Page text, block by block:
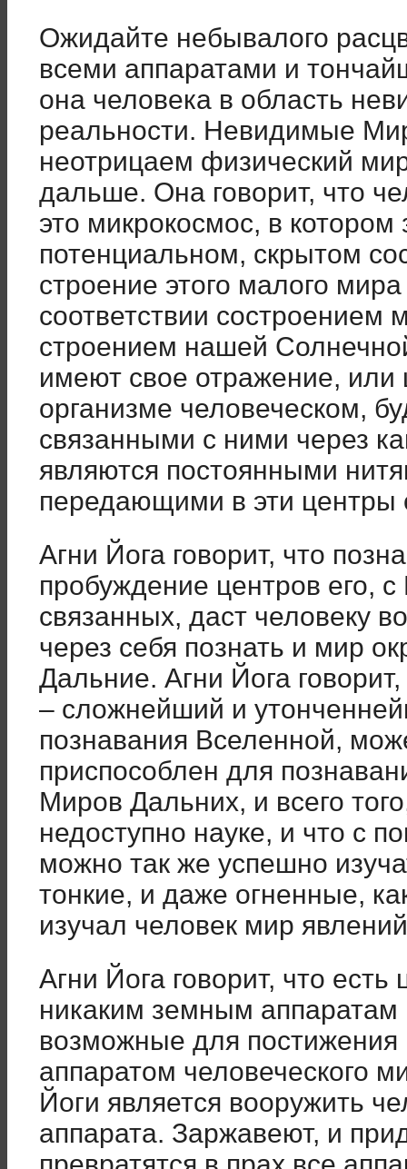
Ожидайте небывалого
всеми аппаратами и
она человека в область
реальности. Невидимые
неотрицаем физический
дальше. Она говорит, что
это микрокосмос, в
потенциальном, скрытом
строение этого малого
соответствии состроением
строением нашей
имеют свое отражение, или
организме человеческом,
связанными с ними через
являются постоянными
передающими в эти центры
Агни Йога говорит, что
пробуждение центров его,
связанных, даст человеку
через себя познать и мир
Дальние. Агни Йога
– сложнейший и
познавания Вселенной,
приспособлен для
Миров Дальних, и всего
недоступно науке, и что с
можно так же успешно
тонкие, и даже огненные,
изучал человек мир
Агни Йога говорит, что
никаким земным
возможные для постижения
аппаратом человеческого
Йоги является вооружить
аппарата. Заржавеют, и